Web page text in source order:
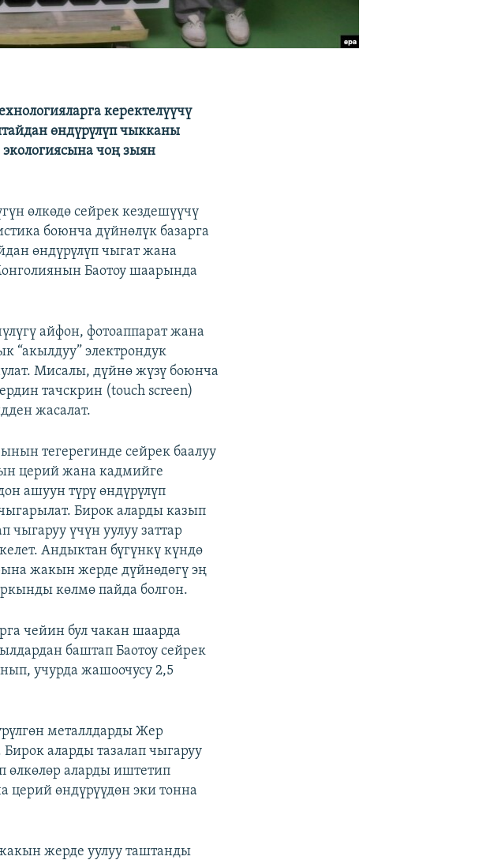
керектелүүчү
өндүрүлүп чыкканы
чоң зыян
өлкөдө сейрек кездешүүчү
боюнча дүйнөлүк базарга
өндүрүлүп чыгат жана
Баотоу шаарында
айфон, фотоаппарат жана
“акылдуу” электрондук
Мисалы, дүйнө жүзү боюнча
тачскрин (touch screen)
жасалат.
тегерегинде сейрек баалуу
церий жана кадмийге
ашуун түрү өндүрүлүп
Бирок аларды казып
чыгаруу үчүн уулуу заттар
Андыктан бүгүнкү күндө
жакын жерде дүйнөдөгү эң
көлмө пайда болгон.
чейин бул чакан шаарда
баштап Баотоу сейрек
учурда жашоочусу 2,5
металлдарды Жер
аларды тазалап чыгаруу
өлкөлөр аларды иштетип
церий өндүрүүдөн эки тонна
жерде уулуу таштанды